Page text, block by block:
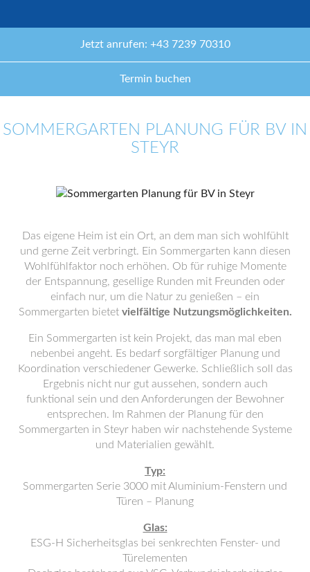
Jetzt anrufen: +43 7239 70310
Termin buchen
SOMMERGARTEN PLANUNG FÜR BV IN
STEYR
Das eigene Heim ist ein Ort, an dem man sich wohlfühlt
und gerne Zeit verbringt. Ein Sommergarten kann diesen
Wohlfühlfaktor noch erhöhen. Ob für ruhige Momente
der Entspannung, gesellige Runden mit Freunden oder
einfach nur, um die Natur zu genießen – ein
Sommergarten bietet vielfältige Nutzungsmöglichkeiten.
Ein Sommergarten ist kein Projekt, das man mal eben
nebenbei angeht. Es bedarf sorgfältiger Planung und
Koordination verschiedener Gewerke. Schließlich soll das
Ergebnis nicht nur gut aussehen, sondern auch
funktional sein und den Anforderungen der Bewohner
entsprechen. Im Rahmen der Planung für den
Sommergarten in Steyr haben wir nachstehende Systeme
und Materialien gewählt.
Typ:
Sommergarten Serie 3000 mit Aluminium-Fenstern und
Türen – Planung
Glas:
ESG-H Sicherheitsglas bei senkrechten Fenster- und
Türelementen